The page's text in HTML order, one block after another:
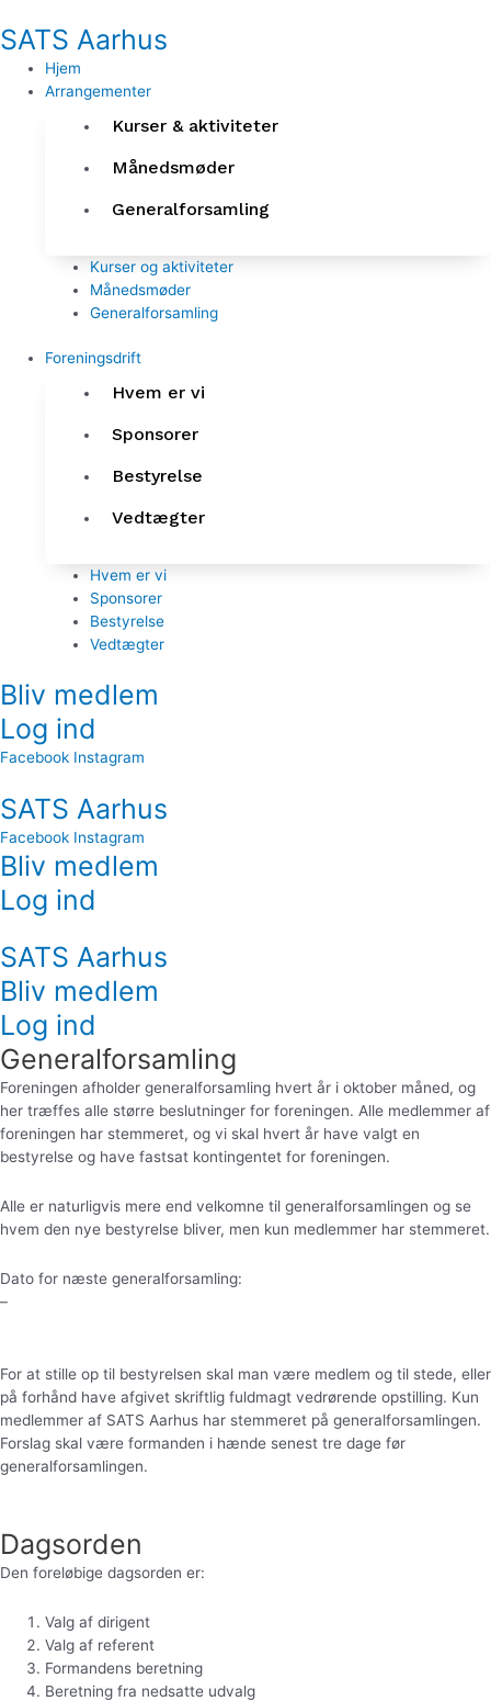
til
indholdet
SATS Aarhus
Hjem
Arrangementer
Kurser & aktiviteter
Månedsmøder
Generalforsamling
Kurser og aktiviteter
Månedsmøder
Generalforsamling
Foreningsdrift
Hvem er vi
Sponsorer
Bestyrelse
Vedtægter
Hvem er vi
Sponsorer
Bestyrelse
Vedtægter
Bliv medlem
Log ind
Facebook Instagram
SATS Aarhus
Facebook Instagram
Bliv medlem
Log ind
SATS Aarhus
Bliv medlem
Log ind
Generalforsamling
Foreningen afholder generalforsamling hvert år i oktober måned, og
her træffes alle større beslutninger for foreningen. Alle medlemmer af
foreningen har stemmeret, og vi skal hvert år have valgt en
bestyrelse og have fastsat kontingentet for foreningen.
Alle er naturligvis mere end velkomne til generalforsamlingen og se
hvem den nye bestyrelse bliver, men kun medlemmer har stemmeret.
Dato for næste generalforsamling:
–
For at stille op til bestyrelsen skal man være medlem og til stede, eller
på forhånd have afgivet skriftlig fuldmagt vedrørende opstilling. Kun
medlemmer af SATS Aarhus har stemmeret på generalforsamlingen.
Forslag skal være formanden i hænde senest tre dage før
generalforsamlingen.
Dagsorden
Den foreløbige dagsorden er:
Valg af dirigent
Valg af referent
Formandens beretning
Beretning fra nedsatte udvalg